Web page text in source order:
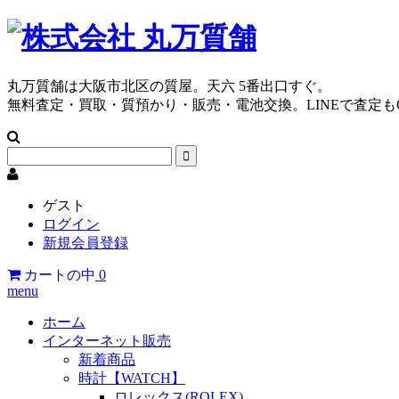
丸万質舗は大阪市北区の質屋。天六 5番出口すぐ。
無料査定・買取・質預かり・販売・電池交換。LINEで査定
ゲスト
ログイン
新規会員登録
カートの中 0
menu
ホーム
インターネット販売
新着商品
時計【WATCH】